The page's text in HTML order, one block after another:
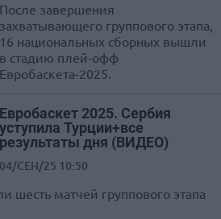
После завершения
захватывающего группового этапа,
16 национальных сборных вышли
в стадию плей-офф
Евробаскета-2025.
Евробаскет 2025. Сербия
уступила Турции+все
результаты дня (ВИДЕО)
04/СЕН/25 10:50
шесть матчей группового этапа